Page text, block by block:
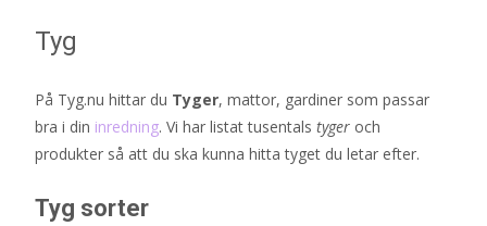
Tyg
På Tyg.nu hittar du Tyger, mattor, gardiner som passar
bra i din inredning. Vi har listat tusentals tyger och
produkter så att du ska kunna hitta tyget du letar efter.
Tyg sorter